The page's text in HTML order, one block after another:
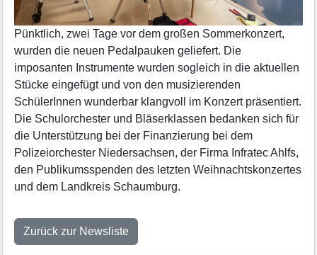
Pünktlich, zwei Tage vor dem großen Sommerkonzert,
wurden die neuen Pedalpauken geliefert. Die
imposanten Instrumente wurden sogleich in die aktuellen
Stücke eingefügt und von den musizierenden
SchülerInnen wunderbar klangvoll im Konzert präsentiert.
Die Schulorchester und Bläserklassen bedanken sich für
die Unterstützung bei der Finanzierung bei dem
Polizeiorchester Niedersachsen, der Firma Infratec Ahlfs,
den Publikumsspenden des letzten Weihnachtskonzertes
und dem Landkreis Schaumburg.
Zurück zur Newsliste